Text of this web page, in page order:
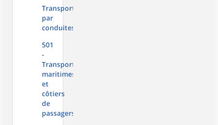
Transports
par
conduites
501
-
Transports
maritimes
et
côtiers
de
passagers